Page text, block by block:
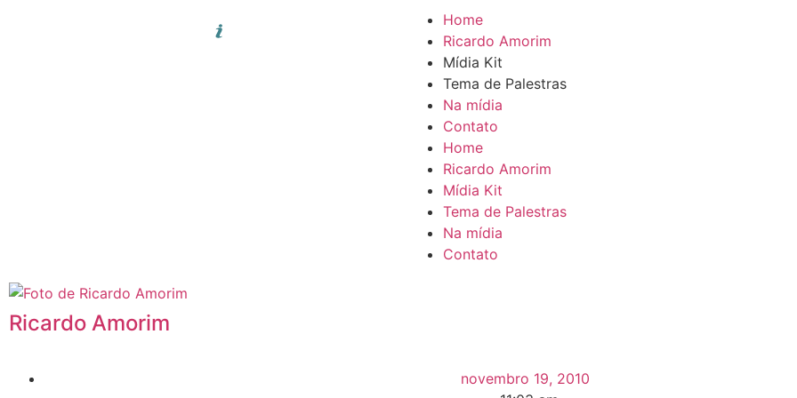
Home
Ricardo Amorim
Mídia Kit
Tema de Palestras
Na mídia
Contato
Home
Ricardo Amorim
Mídia Kit
Tema de Palestras
Na mídia
Contato
Ricardo Amorim
novembro 19, 2010